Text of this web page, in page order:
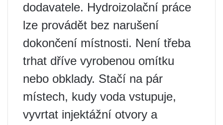
dodavatele. Hydroizolační práce
lze provádět bez narušení
dokončení místnosti. Není třeba
trhat dříve vyrobenou omítku
nebo obklady. Stačí na pár
místech, kudy voda vstupuje,
vyvrtat injektážní otvory a